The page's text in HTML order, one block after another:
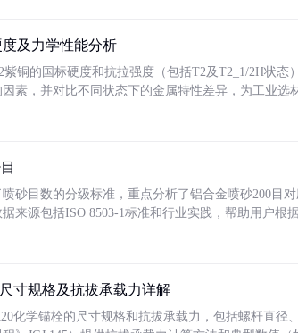
及力学性能分析
铜的国标硬度和抗拉强度（包括T2及T2_1/2H状态
素，并对比不同状态下的金属特性差异，为工业选
砂目数的分级标准，重点分析了铝合金喷砂200目
来源包括ISO 8503-1标准和行业实践，帮助用户根
寸规格及抗拔承载力详解
化学锚栓的尺寸规格和抗拔承载力，包括螺杆直径